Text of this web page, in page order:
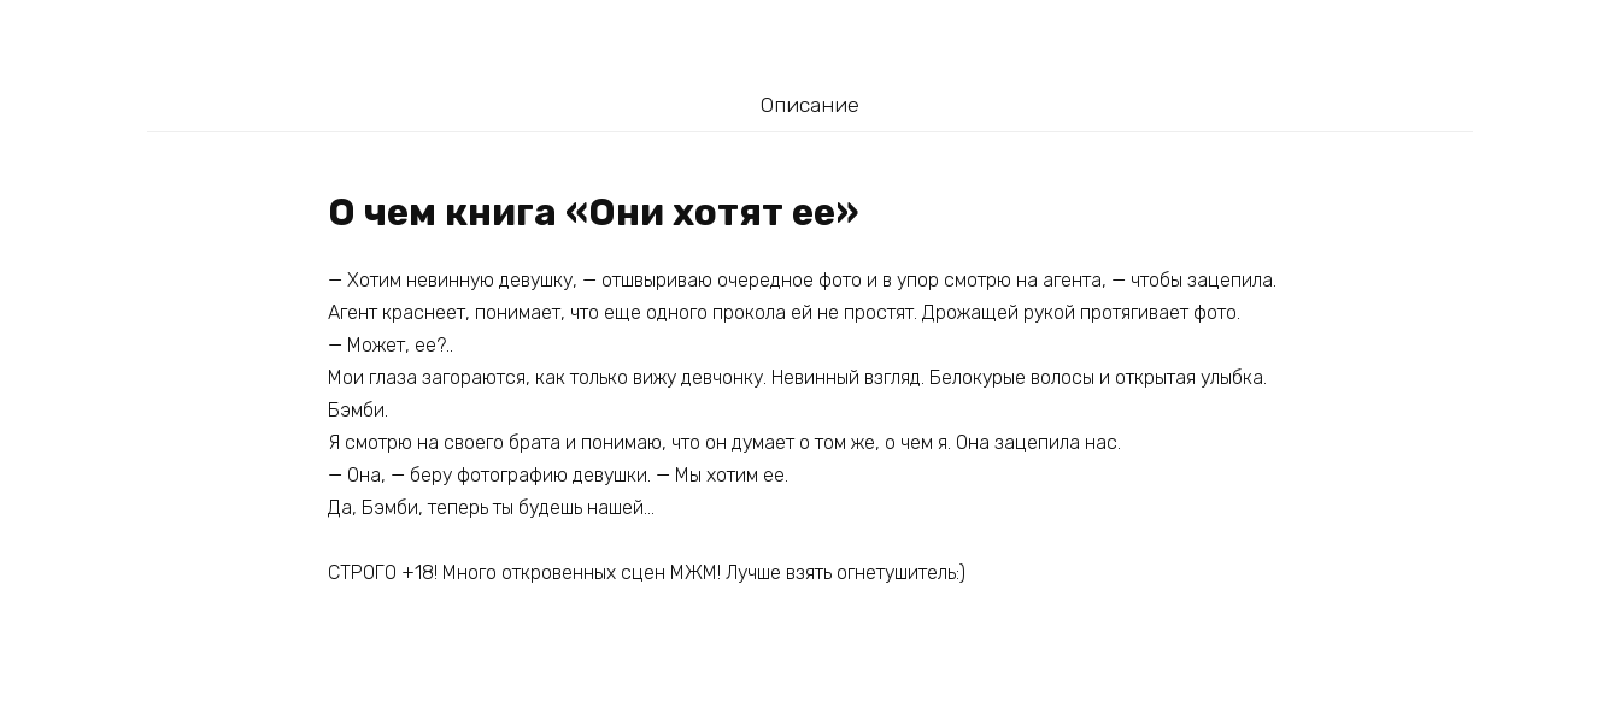
Описание
О чем книга «Они хотят ее»
— Хотим невинную девушку, — отшвыриваю очередное фото и в упор смотрю на агента, — чтобы зацепила.
Агент краснеет, понимает, что еще одного прокола ей не простят. Дрожащей рукой протягивает фото.
— Может, ее?..
Мои глаза загораются, как только вижу девчонку. Невинный взгляд. Белокурые волосы и открытая улыбка.
Бэмби.
Я смотрю на своего брата и понимаю, что он думает о том же, о чем я. Она зацепила нас.
— Она, — беру фотографию девушки. — Мы хотим ее.
Да, Бэмби, теперь ты будешь нашей…
СТРОГО +18! Много откровенных сцен МЖМ! Лучше взять огнетушитель:)